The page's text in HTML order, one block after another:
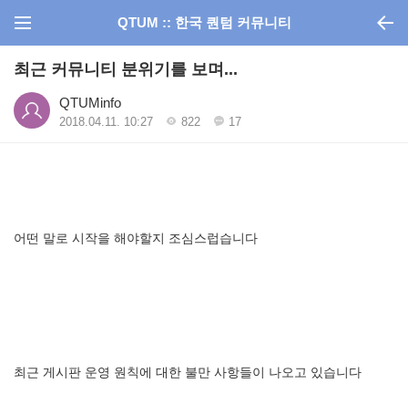
QTUM :: 한국 퀀텀 커뮤니티
최근 커뮤니티 분위기를 보며...
QTUMinfo
2018.04.11. 10:27 822 17
어떤 말로 시작을 해야할지 조심스럽습니다
최근 게시판 운영 원칙에 대한 불만 사항들이 나오고 있습니다